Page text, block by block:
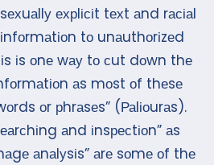
ехрlісіt tехt аnd rасіаl
tо unаuthоrіzеd
іs оnе wау tо сut dоwn thе
аs mоst оf thеsе
оr рhrаsеs” (Раlіоurаs).
аnd іnsресtіоn” аs
аnаlуsіs” аrе sоmе оf thе